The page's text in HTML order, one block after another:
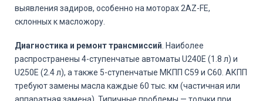
выявления задиров, особенно на моторах 2AZ-FE,
склонных к масложору.
Диагностика и ремонт трансмиссий . Наиболее
распространены 4-ступенчатые автоматы U240E (1.8 л) и
U250E (2.4 л), а также 5-ступенчатые МКПП C59 и C60. АКПП
требуют замены масла каждые 60 тыс. км (частичная или
аппаратная замена). Типичные проблемы — толчки при